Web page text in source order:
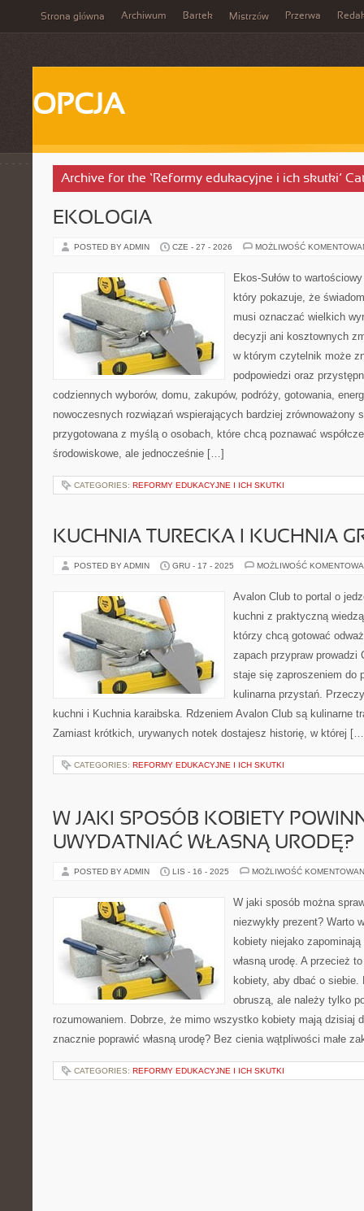
Strona główna Archiwum Bartek Mistrzów Przerwa
OPCJA
Archive for the ‘Reformy edukacyjne i ich skutki’
EKOLOGIA
POSTED BY ADMIN CZE - 27 - 2026 MOŻLIWOŚĆ
Ekos-Sułów to
który pokazuje, że
musi oznaczać wielkich
decyzji ani kosztownych
w którym czytelnik może
podpowiedzi oraz
codziennych wyborów, domu, zakupów, podróży, gotowania,
nowoczesnych rozwiązań wspierających bardziej zrównoważony
przygotowana z myślą o osobach, które chcą poznawać
środowiskowe, ale jednocześnie […]
CATEGORIES: REFORMY EDUKACYJNE I ICH SKUTKI
KUCHNIA TURECKA I KUCHNIA
POSTED BY ADMIN GRU - 17 - 2025 MOŻLIWOŚĆ
Avalon Club to portal o
kuchni z praktyczną
którzy chcą gotować
zapach przypraw prowadzi
staje się zaproszeniem do
kulinarna przystań.
kuchni i Kuchnia karaibska. Rdzeniem Avalon Club są kulinarne
Zamiast krótkich, urywanych notek dostajesz historię, w której
CATEGORIES: REFORMY EDUKACYJNE I ICH SKUTKI
W JAKI SPOSÓB KOBIETY
UWYDATNIAĆ WŁASNĄ URODĘ?
POSTED BY ADMIN LIS - 16 - 2025 MOŻLIWOŚĆ
W jaki sposób można
niezwykły prezent? Warto
kobiety niejako
własną urodę. A przecież
kobiety, aby dbać o
obruszą, ale należy tylko
rozumowaniem. Dobrze, że mimo wszystko kobiety mają dzisiaj
znacznie poprawić własną urodę? Bez cienia wątpliwości małe
CATEGORIES: REFORMY EDUKACYJNE I ICH SKUTKI